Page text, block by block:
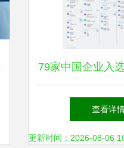
79家中国企业入
厂，家电企业
查看详
更新时间：2026-08-06